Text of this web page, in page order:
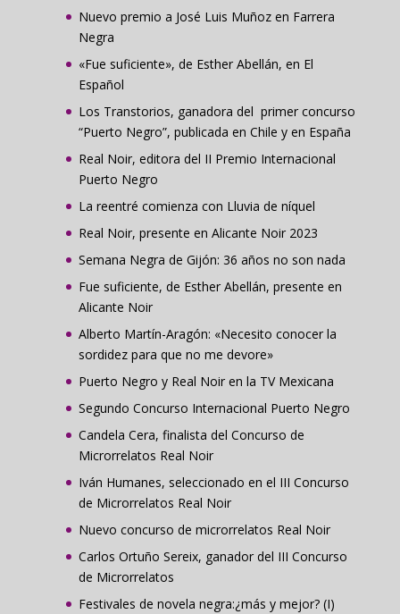
Nuevo premio a José Luis Muñoz en Farrera
Negra
«Fue suficiente», de Esther Abellán, en El
Español
Los Transtorios, ganadora del primer concurso
“Puerto Negro”, publicada en Chile y en España
Real Noir, editora del II Premio Internacional
Puerto Negro
La reentré comienza con Lluvia de níquel
Real Noir, presente en Alicante Noir 2023
Semana Negra de Gijón: 36 años no son nada
Fue suficiente, de Esther Abellán, presente en
Alicante Noir
Alberto Martín-Aragón: «Necesito conocer la
sordidez para que no me devore»
Puerto Negro y Real Noir en la TV Mexicana
Segundo Concurso Internacional Puerto Negro
Candela Cera, finalista del Concurso de
Microrrelatos Real Noir
Iván Humanes, seleccionado en el III Concurso
de Microrrelatos Real Noir
Nuevo concurso de microrrelatos Real Noir
Carlos Ortuño Sereix, ganador del III Concurso
de Microrrelatos
Festivales de novela negra:¿más y mejor? (I)